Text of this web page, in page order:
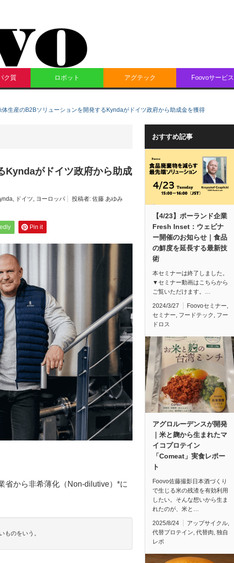
ク質 ロボット アグテック Foovoサービス
体生産のB2Bソリューションを開発するKyndaがドイツ政府から助成金を獲得
Kyndaがドイツ政府から助成
, ドイツ, ヨーロッパ 投稿者: 佐藤 あゆみ
Pin it
省から非希薄化（Non-dilutive）*に
ものをいう。
おすすめ記事
【4/23】ポーランド企業
Fresh Inset：ウェビナ
ー開催のお知らせ｜食品
の鮮度を延長する最新技
術
本セミナーは終了しました。
▼セミナー動画はこちらから
ご覧いただけます。…
2024/3/27 Foovoセミナー,
セミナー, フードテック , フー
ドロス
アグロルーデンスが開発
｜米と麹から生まれたマ
イコプロテイン
「Comeat」実食レポー
ト
Foovo佐藤撮影日本酒づくり
で生じる米の残渣を有効利用
したい。そんな想いから生ま
れたのが、米と…
2025/8/24 アップサイクル
代替プロテイン 代替肉 独自
レポ